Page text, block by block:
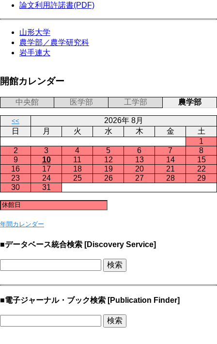
論文利用許諾書(PDF)
山形大学
農学部／農学研究科
岩手連大
開館カレンダー
中央館 医学部 工学部 農学部
<<
2026年 8月
日
月 火 水 木 金
土
1
2
3 4 5 6 7
8
9
10 11 12 13 14
15
16
17 18 19 20 21
22
23
24 25 26 27 28
29
30
31
年間カレンダー
■データベース統合検索 [Discovery Service]
■電子ジャーナル・ブック検索 [Publication Finder]